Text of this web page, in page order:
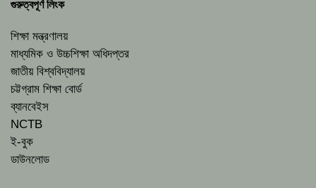
গুরুত্বপূর্ণ লিংক
শিক্ষা মন্ত্রণালয়
মাধ্যমিক ও উচ্চশিক্ষা অধিদপ্তর
জাতীয় বিশ্ববিদ্যালয়
চট্টগ্রাম শিক্ষা বোর্ড
ব্যানবেইস
NCTB
ই-বুক
ডাউনলোড